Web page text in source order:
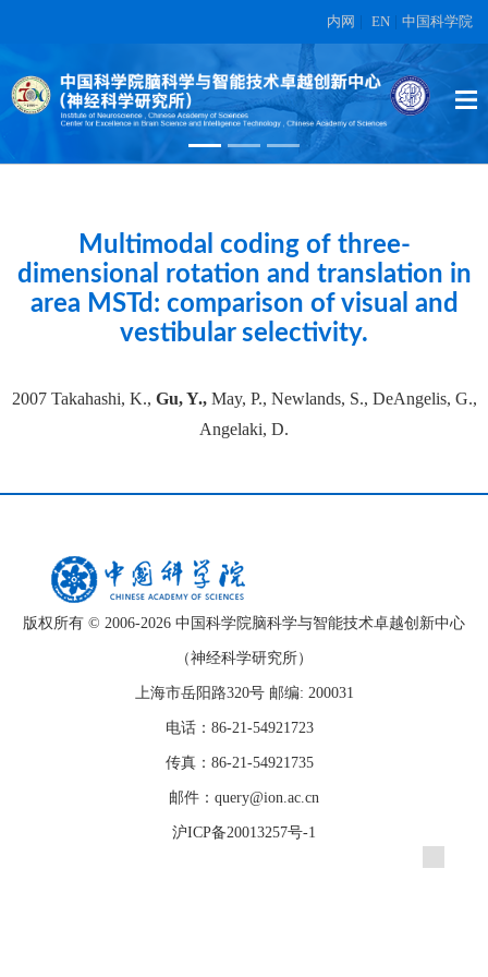
内网 EN 中国科学院
High-dimensional topographic
organization of visual features in the
primate temporal lobe.
在另外数据表中
Multimodal coding of three-
dimensional rotation and translation in
area MSTd: comparison of visual and
vestibular selectivity.
2007 Takahashi, K., Gu, Y.,May, P., Newlands, S., DeAngelis, G.,
Angelaki, D.
版权所有 © 2006-2026 中国科学院脑科学与智能技术卓越创新中心
（神经科学研究所）
上海市岳阳路320号 邮编: 200031
电话：86-21-54921723
传真：86-21-54921735
邮件：query@ion.ac.cn
沪ICP备20013257号-1